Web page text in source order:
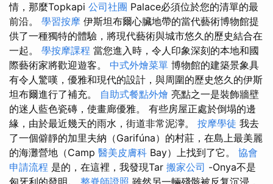
情，那麼Topkapi 公司社團 Palace必須位於您的清單的最
前沿。 學習按摩 伊斯坦布爾心臟地帶的當代藝術博物館提
供了一種獨特的體驗，將現代藝術與城市悠久的歷史結合在
一起。 學按摩課程 當您進入時，令人印象深刻的本地和國
際藝術家將歡迎遊客。 中式外燴菜單 博物館的建築景象具
有令人驚嘆，優雅和現代的設計，與周圍的歷史悠久的伊斯
坦布爾進行了補充。 自助式餐點外燴 亮點之一是裝飾牆壁
的迷人藍色瓷磚，使畫廊優雅。 有些房屋正處於倒塌的邊
緣，由於最近幾天的雨水，街道非常泥濘。 按摩學徒 我去
了一個僻靜的加里夫納（Garifúna）的村莊，在島上最美麗
的海灘營地（Camp 醫美皮膚科 Bay）上找到了它。 協會
申請流程 是的，在這裡，我發現Tar 搬家公司 -Onya不是
匈牙利的發明。 整脊師證照 雖然另一輛殘骸被反复沉浸，